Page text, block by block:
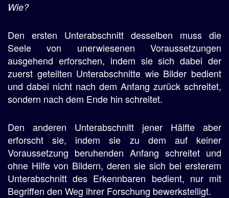
Wie?
Den ersten Unterabschnitt desselben muss die
Seele von unerwiesenen Voraussetzungen
ausgehend erforschen, indem sie sich dabei der
zuerst geteilten Unterabschnitte wie Bilder bedient
und dabei nicht nach dem Anfang zurück schreitet,
sondern nach dem Ende hin schreitet.
Den anderen Unterabschnitt jener Hälfte aber
erforscht sie, indem sie zu dem auf keiner
Voraussetzung beruhenden Anfang schreitet und
ohne Hilfe von Bildern, deren sie sich bei ersterem
Unterabschnitt des Erkennbaren bedient, nur mit
Begriffen den Weg ihrer Forschung bewerkstelligt.